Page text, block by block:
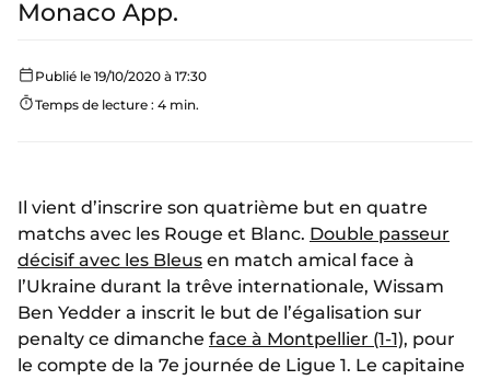
Monaco App.
Publié le 19/10/2020 à 17:30
Temps de lecture : 4 min.
Il vient d’inscrire son quatrième but en quatre
matchs avec les Rouge et Blanc. Double passeur
décisif avec les Bleus en match amical face à
l’Ukraine durant la trêve internationale, Wissam
Ben Yedder a inscrit le but de l’égalisation sur
penalty ce dimanche face à Montpellier (1-1), pour
le compte de la 7e journée de Ligue 1. Le capitaine